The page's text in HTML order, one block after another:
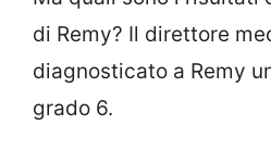
di Remy? Il direttore
diagnosticato a Remy
grado 6.